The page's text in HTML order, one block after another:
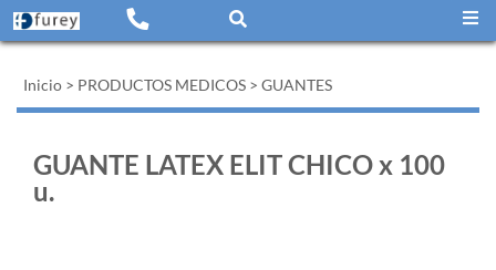
Inicio > PRODUCTOS MEDICOS > GUANTES
GUANTE LATEX ELIT CHICO x 100
u.